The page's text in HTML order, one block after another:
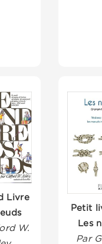
Livre
W.
Petit
Les
Par